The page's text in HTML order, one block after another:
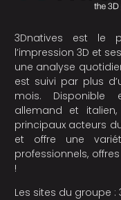
3Dnatives est le
l’impression 3D et
une analyse
est suivi par plus
mois. Disponible
allemand et
principaux acteurs
et offre une
professionnels,
!
Les sites du groupe :